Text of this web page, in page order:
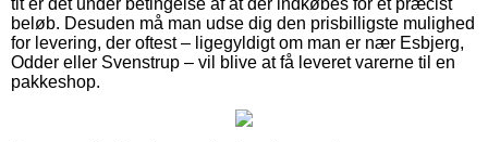
beløb. Desuden må man udse dig den prisbilligste mulighed
for levering, der oftest – ligegyldigt om man er nær Esbjerg,
Odder eller Svenstrup – vil blive at få leveret varerne til en
pakkeshop.